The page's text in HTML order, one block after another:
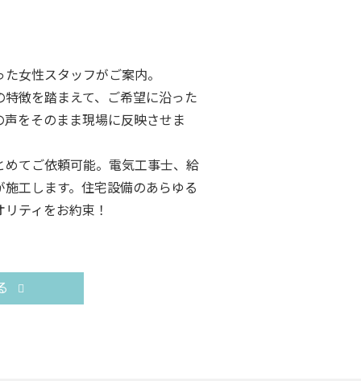
女性スタッフがご案内。
徴を踏まえて、ご希望に沿った
をそのまま現場に反映させま
てご依頼可能。電気工事士、給
工します。住宅設備のあらゆる
ティをお約束！